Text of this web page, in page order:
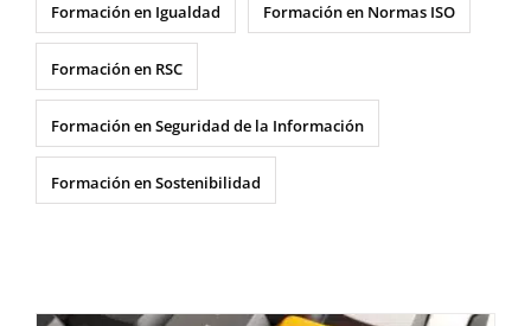
Formación en Igualdad Formación en Normas ISO
Formación en RSC
Formación en Seguridad de la Información
Formación en Sostenibilidad